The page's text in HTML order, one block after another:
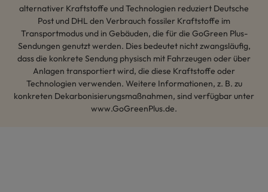
alternativer Kraftstoffe und Technologien reduziert Deutsche
Post und DHL den Verbrauch fossiler Kraftstoffe im
Transportmodus und in Gebäuden, die für die GoGreen Plus-
Sendungen genutzt werden. Dies bedeutet nicht zwangsläufig,
dass die konkrete Sendung physisch mit Fahrzeugen oder über
Anlagen transportiert wird, die diese Kraftstoffe oder
Technologien verwenden. Weitere Informationen, z. B. zu
konkreten Dekarbonisierungsmaßnahmen, sind verfügbar unter
www.GoGreenPlus.de.